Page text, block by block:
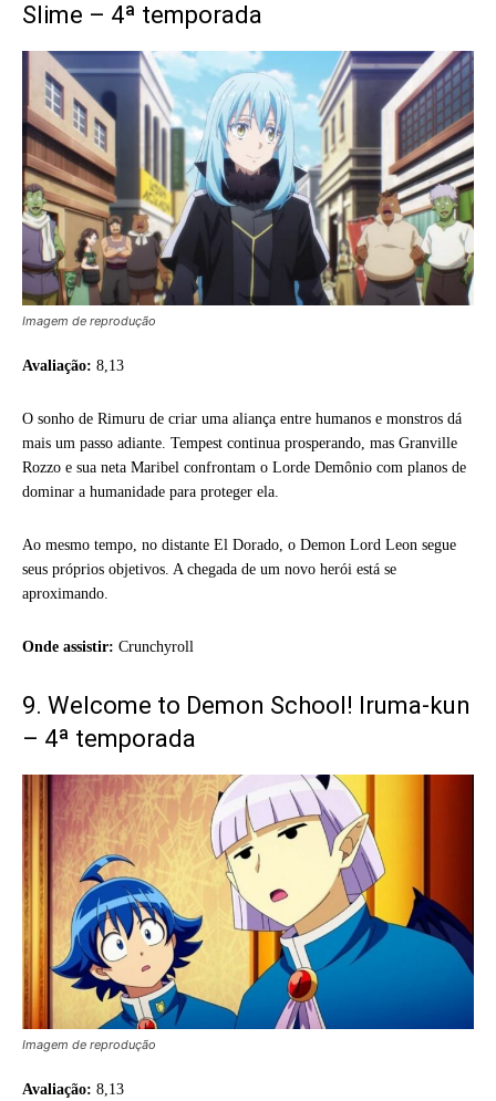
Slime – 4ª temporada
Imagem de reprodução
Avaliação: 8,13
O sonho de Rimuru de criar uma aliança entre humanos e monstros dá
mais um passo adiante. Tempest continua prosperando, mas Granville
Rozzo e sua neta Maribel confrontam o Lorde Demônio com planos de
dominar a humanidade para proteger ela.
Ao mesmo tempo, no distante El Dorado, o Demon Lord Leon segue
seus próprios objetivos. A chegada de um novo herói está se
aproximando.
Onde assistir: Crunchyroll
9. Welcome to Demon School! Iruma-kun
– 4ª temporada
Imagem de reprodução
Avaliação: 8,13